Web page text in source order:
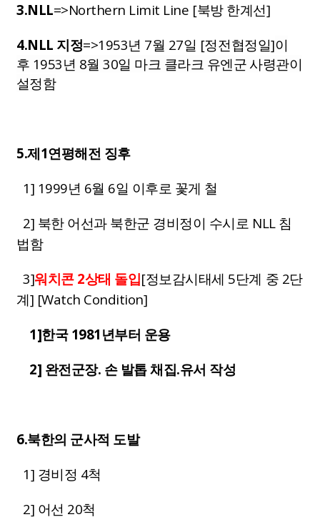
3.NLL=>Northern Limit Line [북방 한계선]
4.NLL 지정=>1953년 7월 27일 [정전협정일]이
후 1953년 8월 30일 마크 클라크 유엔군 사령관이
설정함
5.제1연평해전 징후
1] 1999년 6월 6일 이후로 꽃게 철
2] 북한 어선과 북한군 경비정이 수시로 NLL 침
법함
3]워치콘 2상태 돌입[정보감시태세 5단계 중 2단
계] [Watch Condition]
1]한국 1981년부터 운용
2] 완전군장. 손 발톱 채집.유서 작성
6.북한의 군사적 도발
1] 경비정 4척
2] 어선 20척